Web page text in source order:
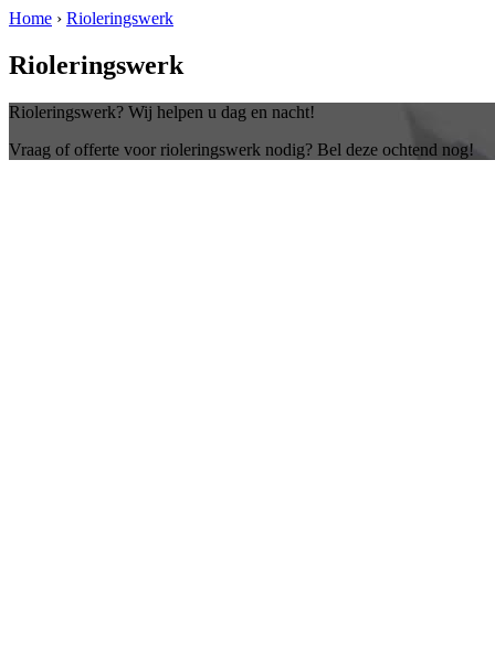
Home › Rioleringswerk
Rioleringswerk
Rioleringswerk? Wij helpen u dag en nacht!
Vraag of offerte voor rioleringswerk nodig? Bel deze ochtend nog!